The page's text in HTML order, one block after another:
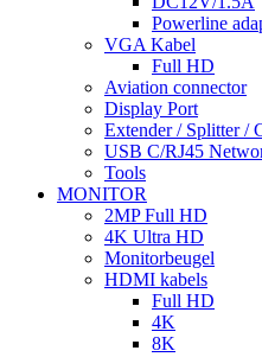
Powerline
VGA Kabel
Full HD
Aviation connector
Display Port
Extender / Splitter /
USB C/RJ45
Tools
MONITOR
2MP Full HD
4K Ultra HD
Monitorbeugel
HDMI kabels
Full HD
4K
8K